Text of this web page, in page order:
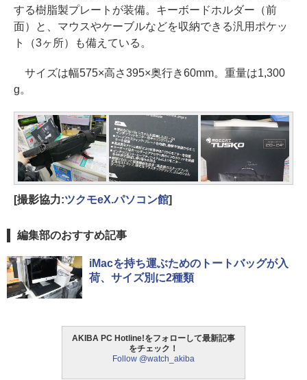
する樹脂製プレートが装備。キーボードホルダー（前
面）と、マウスやケーブルなどを収納できる汎用ポケッ
ト（3ヶ所）も備えている。
サイズは幅575×高さ395×奥行き60mm。重量は1,300
g。
[撮影協力:ツクモeX.パソコン館]
編集部のおすすめ記事
iMacを持ち運ぶためのトートバッグが入
荷、サイズ別に2種類
AKIBA PC Hotline!をフォローして最新記事
をチェック！
Follow @watch_akiba